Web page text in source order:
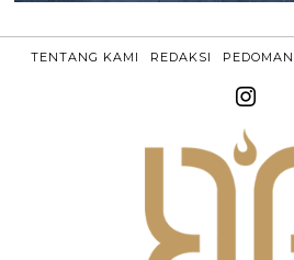
TENTANG KAMI REDAKSI